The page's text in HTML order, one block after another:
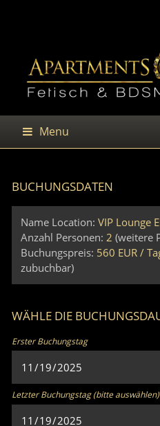
Menu
BUCHUNGSDATEN
Name Location: VIP Lounge
Anzahl Personen: 2 (weitere
Buchungspreis: 560 EUR /
zubuchbar)
WÄHLE DIE
Erster Buchungstag
Letzter Buchungstag (bitte auswählen)